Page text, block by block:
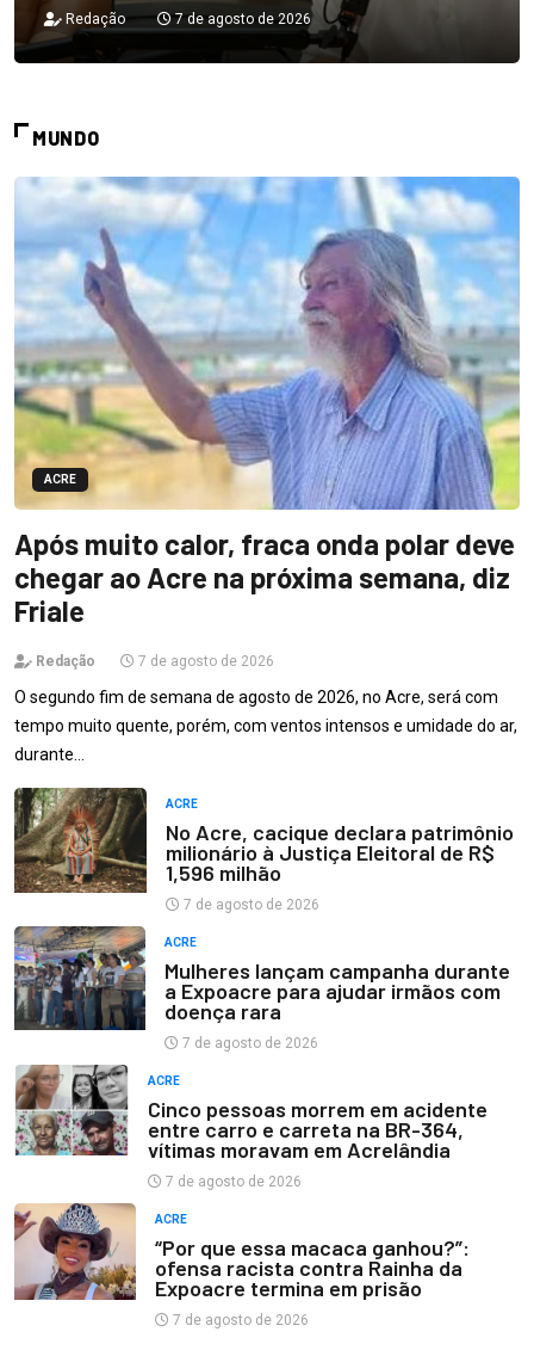
Redação 7 de agosto de 2026
MUNDO
ACRE
Após muito calor, fraca onda polar deve
chegar ao Acre na próxima semana, diz
Friale
Redação 7 de agosto de 2026
O segundo fim de semana de agosto de 2026, no Acre, será com
tempo muito quente, porém, com ventos intensos e umidade do ar,
durante…
ACRE
No Acre, cacique declara patrimônio
milionário à Justiça Eleitoral de R$
1,596 milhão
7 de agosto de 2026
ACRE
Mulheres lançam campanha durante
a Expoacre para ajudar irmãos com
doença rara
7 de agosto de 2026
ACRE
Cinco pessoas morrem em acidente
entre carro e carreta na BR-364,
vítimas moravam em Acrelândia
7 de agosto de 2026
ACRE
“Por que essa macaca ganhou?”:
ofensa racista contra Rainha da
Expoacre termina em prisão
7 de agosto de 2026